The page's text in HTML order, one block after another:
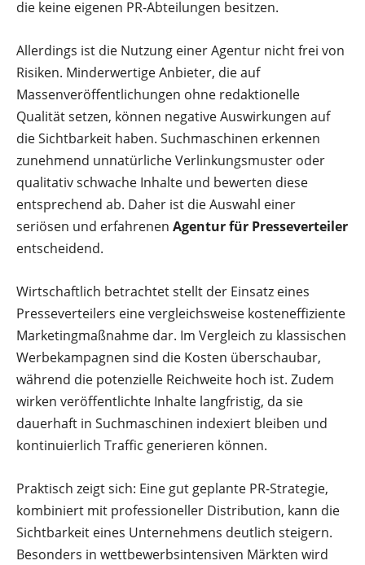
die keine eigenen PR-Abteilungen besitzen.
Allerdings ist die Nutzung einer Agentur nicht frei von
Risiken. Minderwertige Anbieter, die auf
Massenveröffentlichungen ohne redaktionelle
Qualität setzen, können negative Auswirkungen auf
die Sichtbarkeit haben. Suchmaschinen erkennen
zunehmend unnatürliche Verlinkungsmuster oder
qualitativ schwache Inhalte und bewerten diese
entsprechend ab. Daher ist die Auswahl einer
seriösen und erfahrenen Agentur für Presseverteiler
entscheidend.
Wirtschaftlich betrachtet stellt der Einsatz eines
Presseverteilers eine vergleichsweise kosteneffiziente
Marketingmaßnahme dar. Im Vergleich zu klassischen
Werbekampagnen sind die Kosten überschaubar,
während die potenzielle Reichweite hoch ist. Zudem
wirken veröffentlichte Inhalte langfristig, da sie
dauerhaft in Suchmaschinen indexiert bleiben und
kontinuierlich Traffic generieren können.
Praktisch zeigt sich: Eine gut geplante PR-Strategie,
kombiniert mit professioneller Distribution, kann die
Sichtbarkeit eines Unternehmens deutlich steigern.
Besonders in wettbewerbsintensiven Märkten wird